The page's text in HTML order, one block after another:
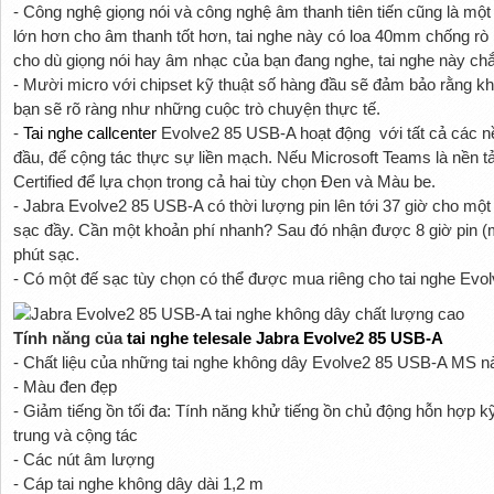
- Công nghệ giọng nói và công nghệ âm thanh tiên tiến cũng là
lớn hơn cho âm thanh tốt hơn, tai nghe này có loa 40mm chống
cho dù giọng nói hay âm nhạc của bạn đang nghe, tai nghe này
- Mười micro với chipset kỹ thuật số hàng đầu sẽ đảm bảo rằng
bạn sẽ rõ ràng như những cuộc trò chuyện thực tế.
- Tai nghe callcenterEvolve2 85 USB-A hoạt động với tất cả các
đầu, để cộng tác thực sự liền mạch. Nếu Microsoft Teams là nền
Certified để lựa chọn trong cả hai tùy chọn Đen và Màu be.
- Jabra Evolve2 85 USB-A có thời lượng pin lên tới 37 giờ cho
sạc đầy. Cần một khoản phí nhanh? Sau đó nhận được 8 giờ pin
phút sạc.
- Có một đế sạc tùy chọn có thể được mua riêng cho tai nghe
Tính năng củatai nghe telesale Jabra Evolve2 85 USB-A
- Chất liệu của những tai nghe không dây Evolve2 85 USB-A MS
- Màu đen đẹp
- Giảm tiếng ồn tối đa: Tính năng khử tiếng ồn chủ động hỗn hợp
trung và cộng tác
- Các nút âm lượng
- Cáp tai nghe không dây dài 1,2 m